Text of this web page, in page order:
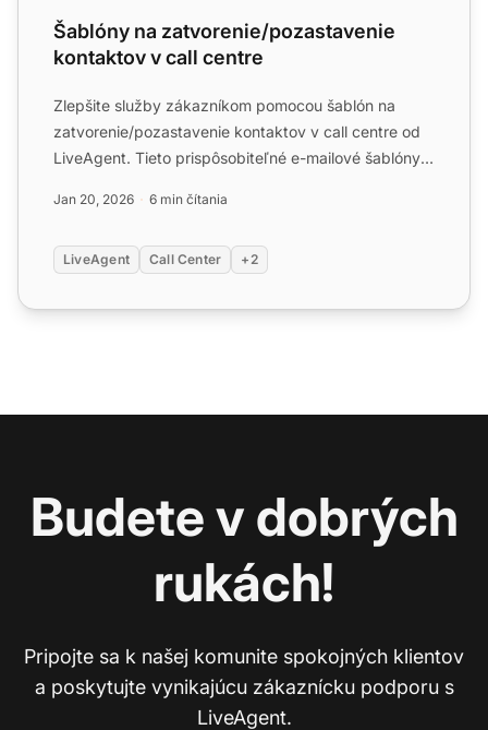
Šablóny na zatvorenie/pozastavenie
kontaktov v call centre
Zlepšite služby zákazníkom pomocou šablón na
zatvorenie/pozastavenie kontaktov v call centre od
LiveAgent. Tieto prispôsobiteľné e-mailové šablóny
Jan 20, 2026 6 min čítania
LiveAgent Call Center +2
Budete v dobrých
rukách!
Pripojte sa k našej komunite spokojných klientov
a poskytujte vynikajúcu zákaznícku podporu s
LiveAgent.